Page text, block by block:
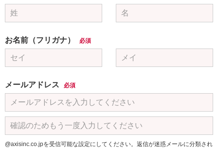
お名前（フリガナ） 必須
メールアドレス 必須
@axisinc.co.jpを受信可能な設定にしてください。返信が迷惑メールに分類され